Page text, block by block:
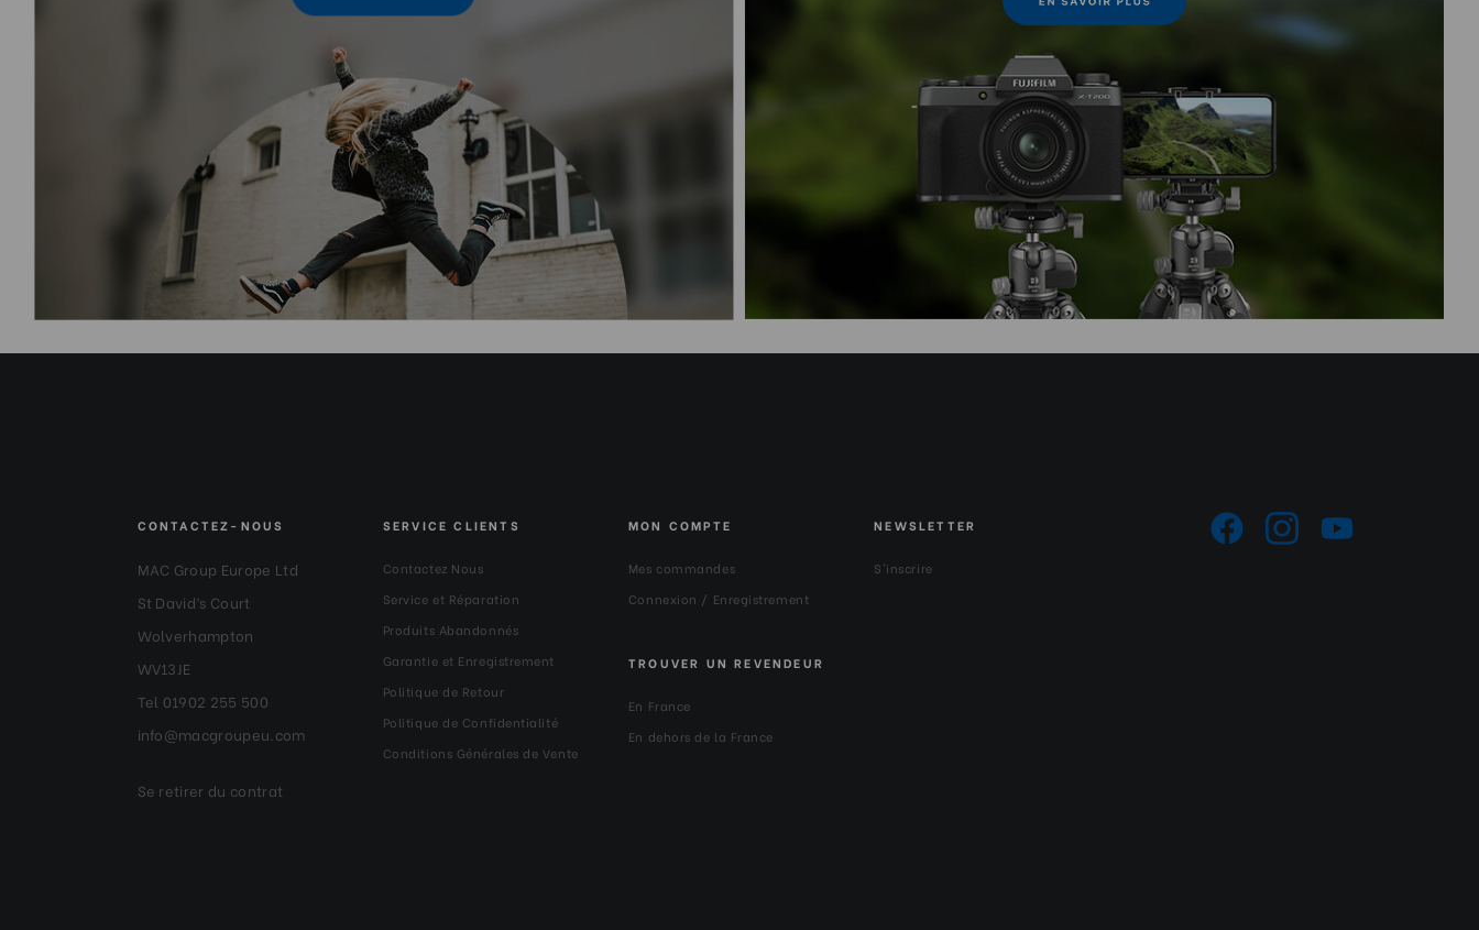
CONTACTEZ-NOUS
MAC Group Europe Ltd
St David’s Court
Wolverhampton
WV13JE
Tel 01902 255 500
info@macgroupeu.com
Se retirer du contrat
SERVICE CLIENTS
Contactez Nous
Service et Réparation
Produits Abandonnés
Garantie et Enregistrement
Politique de Retour
Politique de Confidentialité
Conditions Générales de Vente
MON COMPTE
Mes commandes
Connexion / Enregistrement
TROUVER UN REVENDEUR
En France
En dehors de la France
NEWSLETTER
S'inscrire